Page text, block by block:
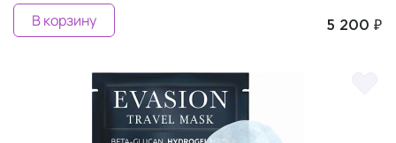
5 200 ₽
В корзину